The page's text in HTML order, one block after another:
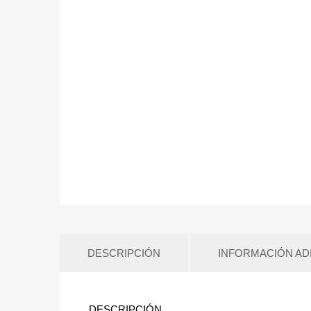
DESCRIPCIÓN INFORMACIÓN